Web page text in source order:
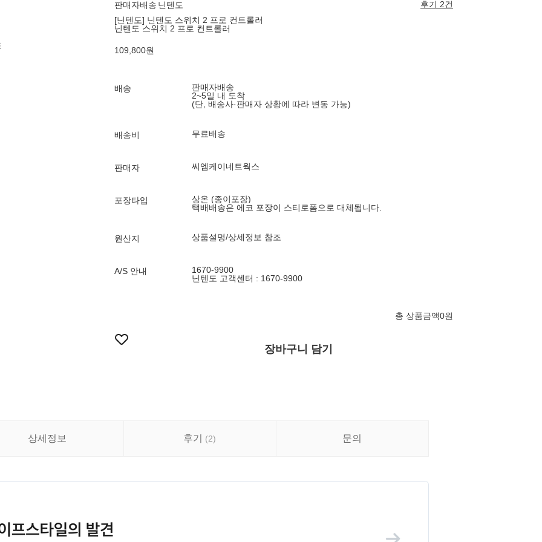
판매자배송 닌텐도
후기 2건
[닌텐도] 닌텐도 스위치 2 프로 컨트롤러
닌텐도 스위치 2 프로 컨트롤러
109,800원
배송
판매자배송
2~5일 내 도착
(단, 배송사·판매자 상황에 따라 변동 가능)
배송비 무료배송
판매자 씨엠케이네트웍스
포장타입
상온 (종이포장)
택배배송은 에코 포장이 스티로폼으로 대체됩니다.
원산지 상품설명/상세정보 참조
A/S 안내
1670-9900
닌텐도 고객센터 : 1670-9900
총 상품금액0원
장바구니 담기
상세정보 후기 (2) 문의